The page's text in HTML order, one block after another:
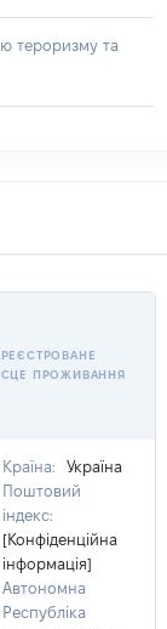
тероризму та
ПРОЖИВАННЯ
Країна:
Україна
Поштовий
індекс:
[Конфіденційна
інформація]
Автономна
Республіка